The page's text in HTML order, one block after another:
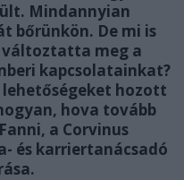
Mindannyian
bőrünkön. De mi is
változtatta meg a
kapcsolatainkat?
hozott
hova tovább
a Corvinus
és karriertanácsadó